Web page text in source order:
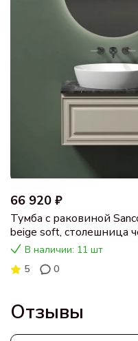
66 920 ₽
Тумба с раковиной
beige soft, столешница
раковина CN5018
В наличии: 11 шт
5
0
Отзывы